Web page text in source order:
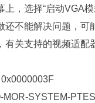
上，选择“启动VGA
还不能解决问题，可
有关支持的视频适配
MOR-SYSTEM-PTES